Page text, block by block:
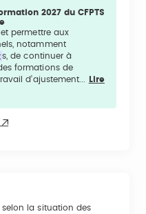
2027 du CFPTS
permettre aux
notamment
s, de continuer à
formations de
d’ajustement...
Lire
selon la situation des